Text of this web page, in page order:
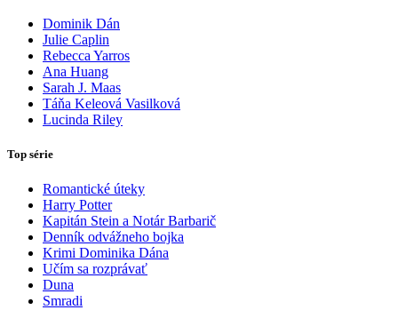
Dominik Dán
Julie Caplin
Rebecca Yarros
Ana Huang
Sarah J. Maas
Táňa Keleová Vasilková
Lucinda Riley
Top série
Romantické úteky
Harry Potter
Kapitán Stein a Notár Barbarič
Denník odvážneho bojka
Krimi Dominika Dána
Učím sa rozprávať
Duna
Smradi